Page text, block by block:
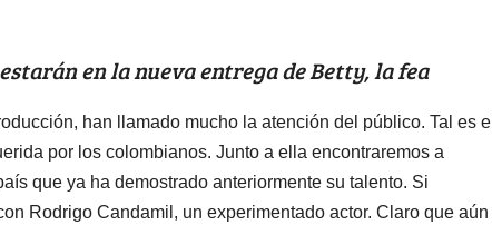
en la nueva entrega de Betty, la fea
han llamado mucho la atención del público. Tal es el
por los colombianos. Junto a ella encontraremos a
que ya ha demostrado anteriormente su talento. Si
Rodrigo Candamil, un experimentado actor. Claro que aún